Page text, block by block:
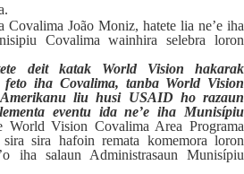
Covalima João Moniz, hatete lia ne’e iha
Covalima wainhira selebra loron
deit katak World Vision hakarak
iha Covalima, tanba World Vision
liu husi USAID ho razaun
eventu ida ne’e iha Munisípiu
World Vision Covalima Area Programa
sira hafoin remata komemora loron
iha salaun Administrasaun Munisípiu